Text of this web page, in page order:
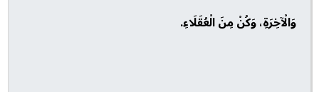
وَالْآخِرَةِ، وَكُنْ مِنَ الْعُقَلَاءِ.